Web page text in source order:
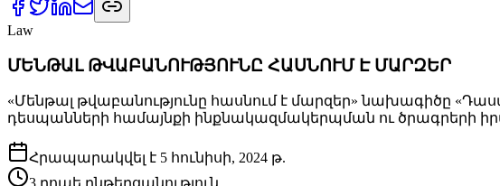
Law
ՄԵՆԹԱԼ ԹՎԱԲԱՆՈՒԹՅՈՒՆԸ ՀԱՍՆՈՒՄ Է ՄԱՐԶԵՐ
«Մենթալ թվաբանությունը հասնում է մարզեր» նախագիծը
դեսպանների համայնքի ինքնակազմակերպման ու ծրագրերի
Հրա­պա­րակ­վել է 5 հունիսի, 2024 թ.